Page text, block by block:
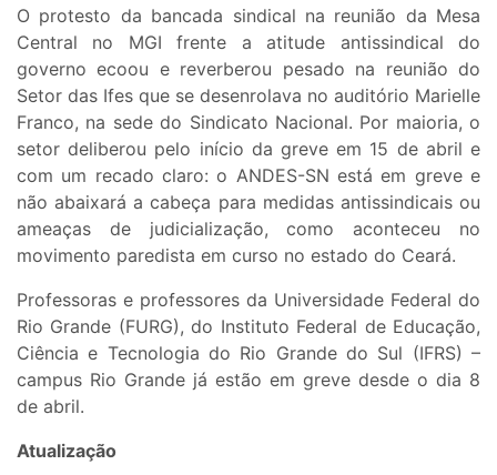
O protesto da bancada sindical na reunião da Mesa
Central no MGI frente a atitude antissindical do
governo ecoou e reverberou pesado na reunião do
Setor das Ifes que se desenrolava no auditório Marielle
Franco, na sede do Sindicato Nacional. Por maioria, o
setor deliberou pelo início da greve em 15 de abril e
com um recado claro: o ANDES-SN está em greve e
não abaixará a cabeça para medidas antissindicais ou
ameaças de judicialização, como aconteceu no
movimento paredista em curso no estado do Ceará.
Professoras e professores da Universidade Federal do
Rio Grande (FURG), do Instituto Federal de Educação,
Ciência e Tecnologia do Rio Grande do Sul (IFRS) –
campus Rio Grande já estão em greve desde o dia 8
de abril.
Atualização